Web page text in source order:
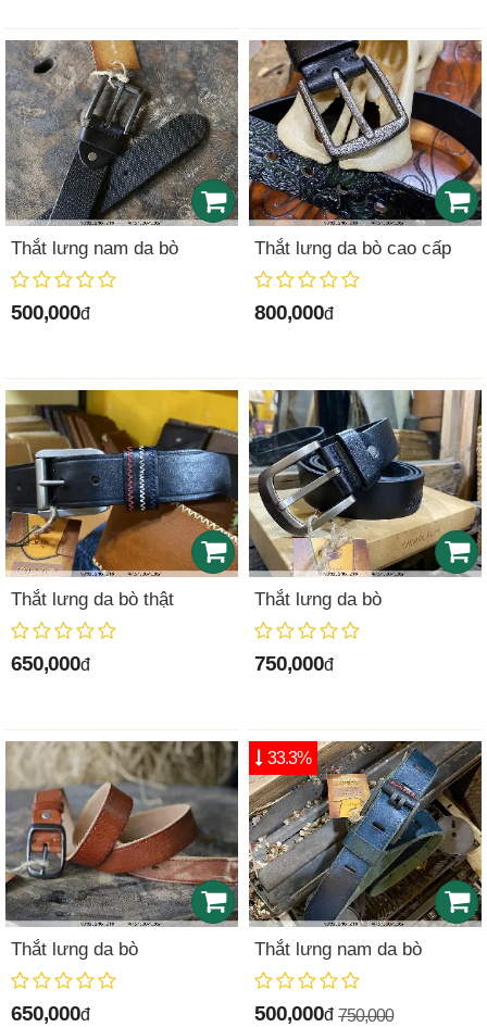
Thắt lưng nam da bò
500,000đ
Thắt lưng da bò cao cấp
800,000đ
Thắt lưng da bò thật
650,000đ
Thắt lưng da bò
750,000đ
Thắt lưng da bò
650,000đ
Thắt lưng nam da bò
500,000đ 750,000
33.3%